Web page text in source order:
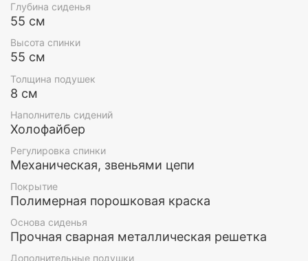
результат кропотливой работы талантливых
дизайнеров из сферы итальянской одежды. В
первые в мире был придуман балдахин для
качелей, который создает ощущения королевского
Глубина сиденья
55 см
Высота спинки
55 см
Толщина подушек
8 см
Наполнитель сидений
Холофайбер
Регулировка спинки
Механическая, звеньями цепи
Покрытие
Полимерная порошковая краска
Основа сиденья
Прочная сварная металлическая решетка
Дополнительные подушки